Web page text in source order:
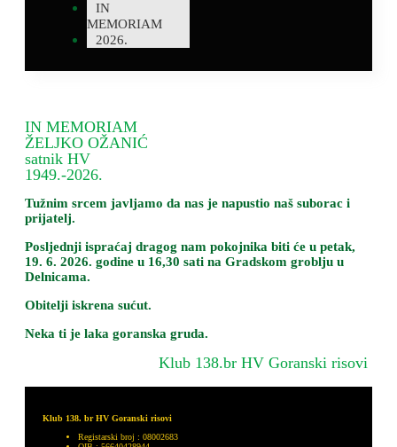
IN
MEMORIAM
2026.
IN MEMORIAM
ŽELJKO OŽANIĆ
satnik HV
1949.-2026.
Tužnim srcem javljamo da nas je napustio naš suborac i
prijatelj.
Posljednji ispraćaj dragog nam pokojnika biti će u petak,
19. 6. 2026. godine u 16,30 sati na Gradskom groblju u
Delnicama.
Obitelji iskrena sućut.
Neka ti je laka goranska gruda.
Klub 138.br HV Goranski risovi
Klub 138. br HV Goranski risovi
Registarski broj : 08002683